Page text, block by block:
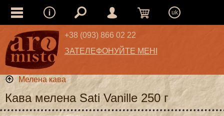
uk
+38 (093) 866 02 22
ЗАТЕЛЕФОНУЙТЕ МЕНІ
Мелена кава
Кава мелена Sati Vanille 250 г